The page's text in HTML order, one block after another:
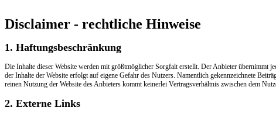
Disclaimer - rechtliche Hinweise
1. Haftungsbeschränkung
Die Inhalte dieser Website werden mit größtmöglicher Sorgfalt erstellt. Der Anbieter
der Inhalte der Website erfolgt auf eigene Gefahr des Nutzers. Namentlich gekennzeichnete
reinen Nutzung der Website des Anbieters kommt keinerlei Vertragsverhältnis zwischen dem
2. Externe Links